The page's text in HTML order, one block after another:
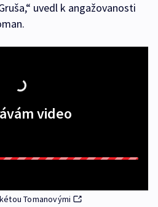
uvedl k angažovanosti
video
Tomanovými